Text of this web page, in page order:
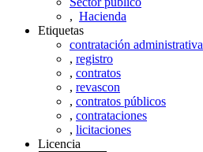
, Hacienda
Etiquetas
contratación administrativa
, registro
, contratos
, revascon
, contratos públicos
, contrataciones
, licitaciones
Licencia